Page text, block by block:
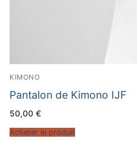
KIMONO
Pantalon de Kimono IJF
50,00 €
Acheter le produit